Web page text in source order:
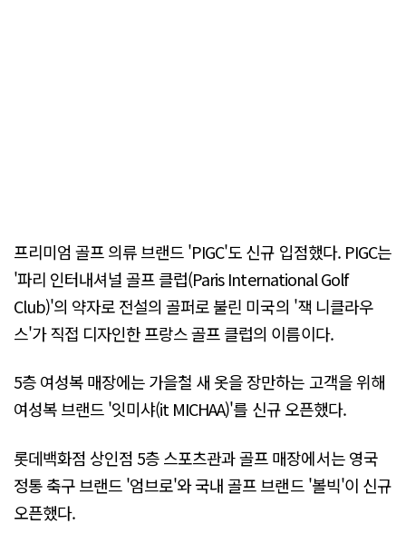
프리미엄 골프 의류 브랜드 'PIGC'도 신규 입점했다. PIGC는
'파리 인터내셔널 골프 클럽(Paris International Golf
Club)'의 약자로 전설의 골퍼로 불린 미국의 '잭 니클라우
스'가 직접 디자인한 프랑스 골프 클럽의 이름이다.
5층 여성복 매장에는 가을철 새 옷을 장만하는 고객을 위해
여성복 브랜드 '잇미샤(it MICHAA)'를 신규 오픈했다.
롯데백화점 상인점 5층 스포츠관과 골프 매장에서는 영국
정통 축구 브랜드 '엄브로'와 국내 골프 브랜드 '볼빅'이 신규
오픈했다.